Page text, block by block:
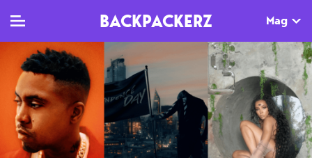
BACKPACKERZ Mag
TV
Clips
MAG
Dossiers
AGENDA
Paris